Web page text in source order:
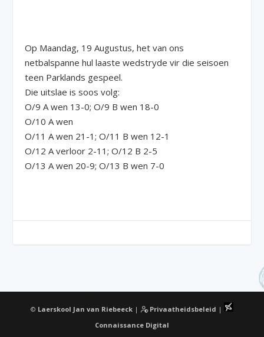
Op Maandag, 19 Augustus, het van ons
netbalspanne hul laaste wedstryde vir die seisoen
teen Parklands gespeel.
Die uitslae is soos volg:
O/9 A wen 13-0; O/9 B wen 18-0
O/10 A wen
O/11 A wen 21-1; O/11 B wen 12-1
O/12 A verloor 2-11; O/12 B 2-5
O/13 A wen 20-9; O/13 B wen 7-0
© Laerskool Jan van Riebeeck| Privaatheidsbeleid |
Connaissance Digital